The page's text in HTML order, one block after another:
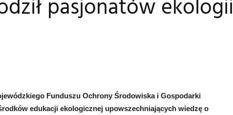
Abrys
pasjonatów ekologii
Funduszu Ochrony Środowiska i Gospodarki
edukacji ekologicznej upowszechniających wiedzę o